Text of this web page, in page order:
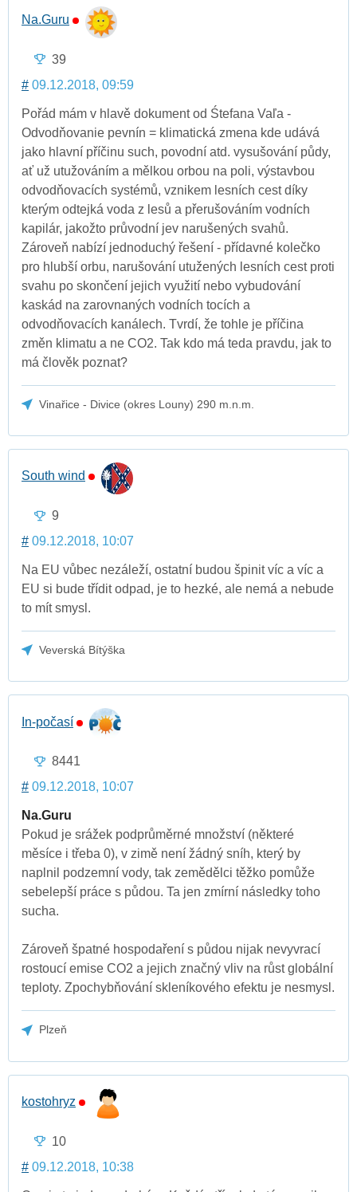
Na.Guru
39
# 09.12.2018, 09:59
Pořád mám v hlavě dokument od Śtefana Vaľa -
Odvodňovanie pevnín = klimatická zmena kde udává
jako hlavní příčinu such, povodní atd. vysušování půdy,
ať už utužováním a mělkou orbou na poli, výstavbou
odvodňovacích systémů, vznikem lesních cest díky
kterým odtejká voda z lesů a přerušováním vodních
kapilár, jakožto průvodní jev narušených svahů.
Zároveň nabízí jednoduchý řešení - přídavné kolečko
pro hlubší orbu, narušování utužených lesních cest proti
svahu po skončení jejich využití nebo vybudování
kaskád na zarovnaných vodních tocích a
odvodňovacích kanálech. Tvrdí, že tohle je příčina
změn klimatu a ne CO2. Tak kdo má teda pravdu, jak to
má člověk poznat?
Vinařice - Divice (okres Louny) 290 m.n.m.
South wind
9
# 09.12.2018, 10:07
Na EU vůbec nezáleží, ostatní budou špinit víc a víc a
EU si bude třídit odpad, je to hezké, ale nemá a nebude
to mít smysl.
Veverská Bítýška
In-počasí
8441
# 09.12.2018, 10:07
Na.Guru
Pokud je srážek podprůměrné množství (některé
měsíce i třeba 0), v zimě není žádný sníh, který by
naplnil podzemní vody, tak zemědělci těžko pomůže
sebelepší práce s půdou. Ta jen zmírní následky toho
sucha.
Zároveň špatné hospodaření s půdou nijak nevyvrací
rostoucí emise CO2 a jejich značný vliv na růst globální
teploty. Zpochybňování skleníkového efektu je nesmysl.
Plzeň
kostohryz
10
# 09.12.2018, 10:38